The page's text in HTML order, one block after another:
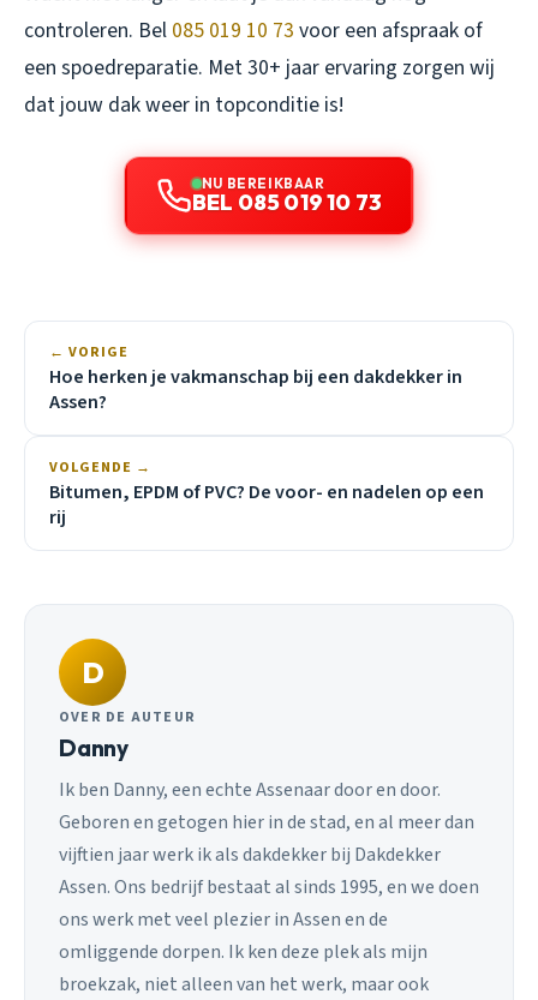
controleren. Bel 085 019 10 73 voor een afspraak of
een spoedreparatie. Met 30+ jaar ervaring zorgen wij
dat jouw dak weer in topconditie is!
NU BEREIKBAAR
BEL 085 019 10 73
← VORIGE
Hoe herken je vakmanschap bij een dakdekker in
Assen?
VOLGENDE →
Bitumen, EPDM of PVC? De voor- en nadelen op een
rij
D
OVER DE AUTEUR
Danny
Ik ben Danny, een echte Assenaar door en door.
Geboren en getogen hier in de stad, en al meer dan
vijftien jaar werk ik als dakdekker bij Dakdekker
Assen. Ons bedrijf bestaat al sinds 1995, en we doen
ons werk met veel plezier in Assen en de
omliggende dorpen. Ik ken deze plek als mijn
broekzak, niet alleen van het werk, maar ook